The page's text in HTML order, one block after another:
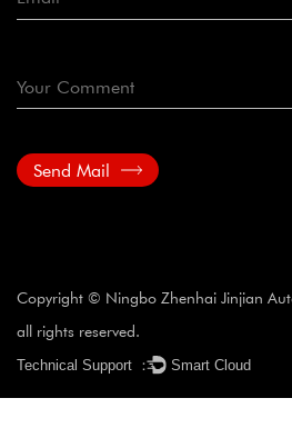
Send Mail
Copyright © Ningbo Zhenhai Jinjian
all rights reserved.
Technical Support ： Smart Cloud